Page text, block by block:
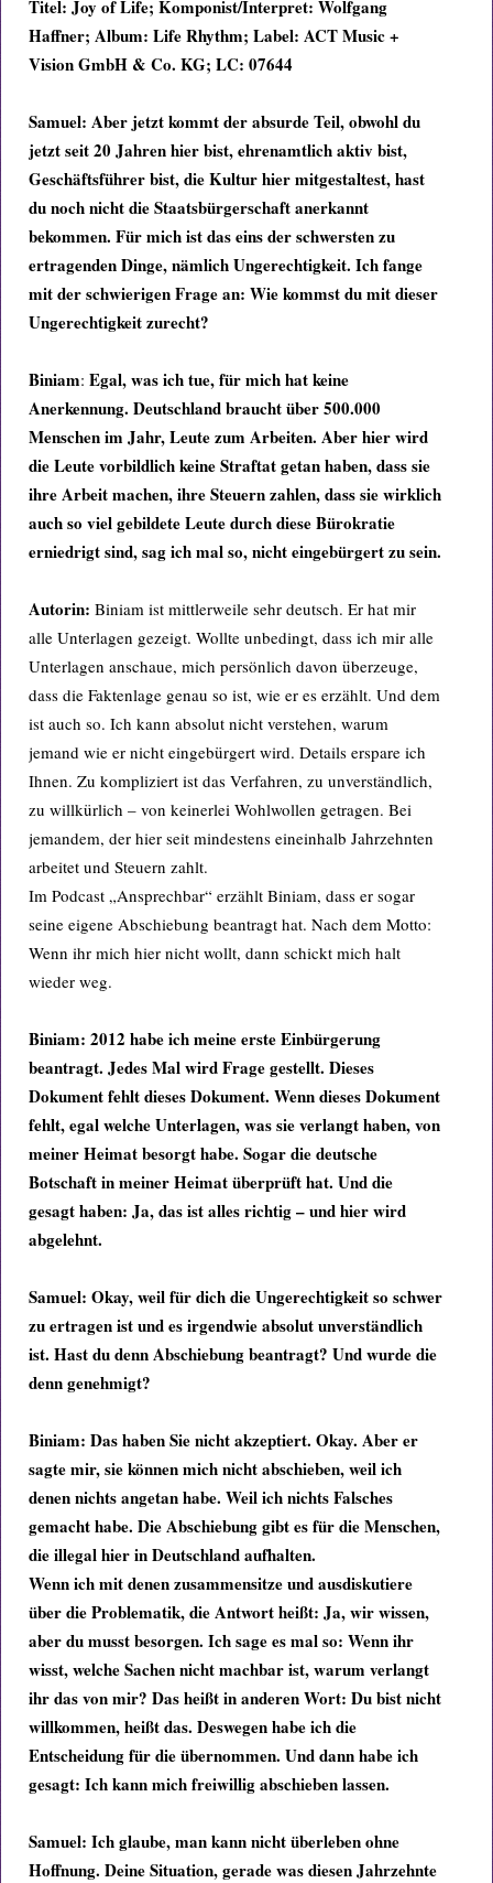
Titel: Joy of Life; Komponist/Interpret: Wolfgang
Haffner; Album: Life Rhythm; Label: ACT Music +
Vision GmbH & Co. KG; LC: 07644
Samuel: Aber jetzt kommt der absurde Teil, obwohl du
jetzt seit 20 Jahren hier bist, ehrenamtlich aktiv bist,
Geschäftsführer bist, die Kultur hier mitgestaltest, hast
du noch nicht die Staatsbürgerschaft anerkannt
bekommen. Für mich ist das eins der schwersten zu
ertragenden Dinge, nämlich Ungerechtigkeit. Ich fange
mit der schwierigen Frage an: Wie kommst du mit dieser
Ungerechtigkeit zurecht?
Biniam: Egal, was ich tue, für mich hat keine
Anerkennung. Deutschland braucht über 500.000
Menschen im Jahr, Leute zum Arbeiten. Aber hier wird
die Leute vorbildlich keine Straftat getan haben, dass sie
ihre Arbeit machen, ihre Steuern zahlen, dass sie wirklich
auch so viel gebildete Leutedurch diese Bürokratie
erniedrigt sind, sag ich mal so, nicht eingebürgert zu sein.
Autorin: Biniam ist mittlerweile sehr deutsch. Er hat mir
alle Unterlagen gezeigt. Wollte unbedingt, dass ich mir alle
Unterlagen anschaue, mich persönlich davon überzeuge,
dass die Faktenlage genau so ist, wie er es erzählt. Und dem
ist auch so. Ich kann absolut nicht verstehen, warum
jemand wie er nicht eingebürgert wird. Details erspare ich
Ihnen. Zu kompliziert ist das Verfahren, zu unverständlich,
zu willkürlich – von keinerlei Wohlwollen getragen. Bei
jemandem, der hier seit mindestens eineinhalb Jahrzehnten
arbeitet und Steuern zahlt.
Im Podcast „Ansprechbar“ erzählt Biniam, dass er sogar
seine eigene Abschiebung beantragt hat. Nach dem Motto:
Wenn ihr mich hier nicht wollt, dann schickt mich halt
wieder weg.
Biniam: 2012 habe ich meine erste Einbürgerung
beantragt. Jedes Mal wird Frage gestellt. Dieses
Dokument fehlt dieses Dokument. Wenn dieses Dokument
fehlt, egal welche Unterlagen, was sie verlangt haben, von
meiner Heimat besorgt habe. Sogar die deutsche
Botschaft in meiner Heimat überprüft hat. Und die
gesagt haben: Ja, das ist alles richtig – und hier wird
abgelehnt.
Samuel: Okay, weil für dich die Ungerechtigkeit so schwer
zu ertragen ist und es irgendwie absolut unverständlich
ist. Hast du denn Abschiebung beantragt? Und wurde die
denn genehmigt?
Biniam: Das haben Sie nicht akzeptiert. Okay. Aber er
sagte mir, sie können mich nicht abschieben, weil ich
denen nichts angetan habe. Weil ich nichts Falsches
gemacht habe. Die Abschiebung gibt es für die Menschen,
die illegal hier in Deutschland aufhalten.
Wenn ich mit denen zusammensitze und ausdiskutiere
über die Problematik, die Antwort heißt: Ja, wir wissen,
aber du musst besorgen. Ich sage es mal so: Wenn ihr
wisst, welche Sachen nicht machbar ist, warum verlangt
ihr das von mir? Das heißt in anderen Wort: Du bist nicht
willkommen, heißt das. Deswegen habe ich die
Entscheidung für die übernommen. Und dann habe ich
gesagt: Ich kann mich freiwillig abschieben lassen.
Samuel: Ich glaube, man kann nicht überleben ohne
Hoffnung. Deine Situation, gerade was diesen Jahrzehnte